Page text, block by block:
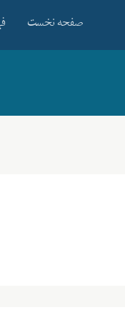
صفحه نخست